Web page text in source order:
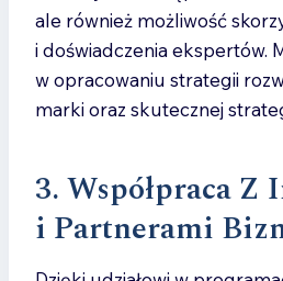
ale również możliwość
i doświadczenia ekspertów.
w opracowaniu strategii
marki oraz skutecznej
3. Współpraca Z
i Partnerami